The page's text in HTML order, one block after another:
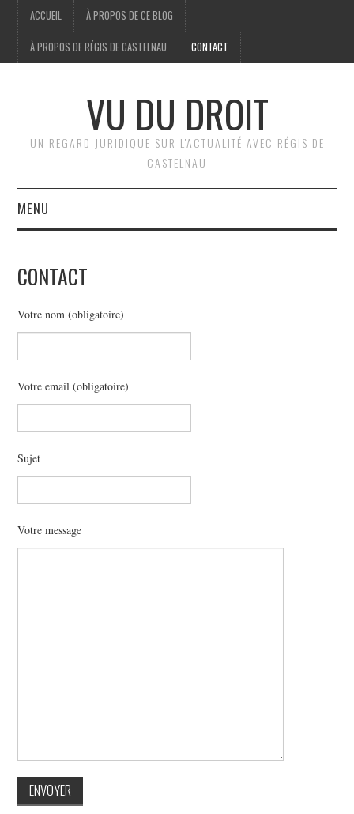
ACCUEIL À PROPOS DE CE BLOG
À PROPOS DE RÉGIS DE CASTELNAU CONTACT
VU DU DROIT
UN REGARD JURIDIQUE SUR L'ACTUALITÉ AVEC RÉGIS DE
CASTELNAU
MENU
BRÈVES
JURIDIQUE
HISTOIRE
CONTACT
Votre nom (obligatoire)
Votre email (obligatoire)
Sujet
Votre message